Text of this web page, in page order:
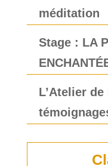
méditation
Stage : LA
L’Atelier